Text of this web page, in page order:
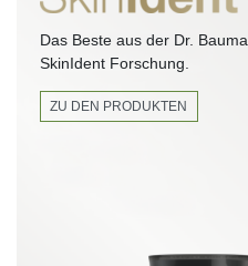
Das Beste aus der Dr.
SkinIdent Forschung.
ZU DEN PRODUKTEN